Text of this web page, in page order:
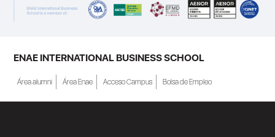
ENAE INTERNATIONAL BUSINESS SCHOOL
Área alumni Área Enae Acceso Campus Bolsa de Empleo